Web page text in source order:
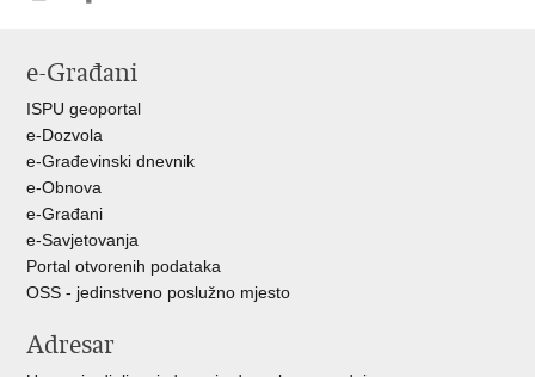
FacebookuTwitteru
e-Građani
ISPU geoportal
e-Dozvola
e-Građevinski dnevnik
e-Obnova
e-Građani
e-Savjetovanja
Portal otvorenih podataka
OSS - jedinstveno poslužno mjesto
Adresar